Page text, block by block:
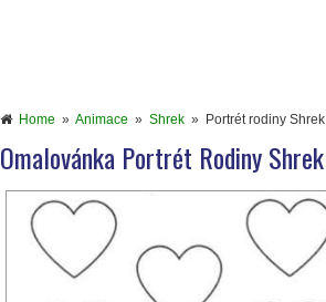
Home » Animace » Shrek » Portrét rodiny Shrek
Omalovánka Portrét Rodiny Shrek